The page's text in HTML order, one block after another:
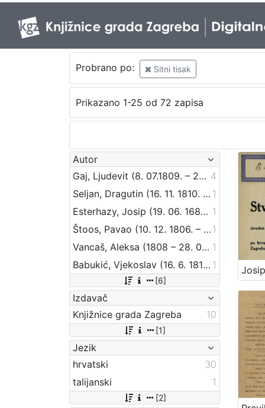
Probrano po: Sitni tisak
Prikazano 1-25 od 72 zapisa
Autor
Gaj, Ljudevit (8. 07.1809. – 20. 04.1872.) 4
Seljan, Dragutin (16. 11. 1810. – 14. 6. 1848.) 1
Esterhazy, Josip (19. 06. 1682. – 10. 05. 1748.) 1
Štoos, Pavao (10. 12. 1806. – 30. 3. 1862.) 1
Vancaš, Aleksa (1808 – 28. 04. 1884) 1
Babukić, Vjekoslav (16. 6. 1812. – 20. 12. 1875.) 1
[6]
Izdavač
Knjižnice grada Zagreba
10
[1]
Jezik
hrvatski
30
talijanski
1
[2]